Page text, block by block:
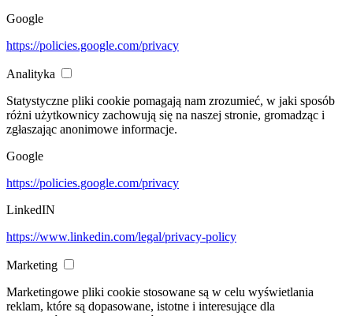
Google
https://policies.google.com/privacy
Analityka
Statystyczne pliki cookie pomagają nam zrozumieć, w jaki sposób
różni użytkownicy zachowują się na naszej stronie, gromadząc i
zgłaszając anonimowe informacje.
Google
https://policies.google.com/privacy
LinkedIN
https://www.linkedin.com/legal/privacy-policy
Marketing
Marketingowe pliki cookie stosowane są w celu wyświetlania
reklam, które są dopasowane, istotne i interesujące dla